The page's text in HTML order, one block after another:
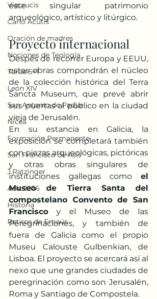
Viacrucis
Carlo Acutis
Oración de madres
Nociones de Teología
Tarde 5+1
León XIV
San Antonio de Padua
Nicea
Formación Permanente
San Francisco de Asís
J.Ratzinger
Asís 2026
Historia
Retiros de Emaús
este singular patrimonio
arqueológico, artístico y litúrgico.
Proyecto internacional
Despés de recorrer Europa y EEUU,
estas obras compondrán el núcleo
de la colección histórica del Terra
Sancta Museum, que prevé abrir
sus puertas al público en la ciudad
vieja de Jerusalén.
En su estancia en Galicia, la
exposición se completará también
con piezas arqueológicas, pictóricas
y otras obras singulares de
instituciones gallegas como el
Museo de Tierra Santa del
compostelano Convento de San
Francisco y el Museo de las
Peregrinaciones, y también de
fuera de Galicia como el propio
Museu Calouste Gulbenkian, de
Lisboa. El proyecto se acercará así al
nexo que une grandes ciudades de
peregrinación como son Jerusalén,
Roma y Santiago de Compostela.